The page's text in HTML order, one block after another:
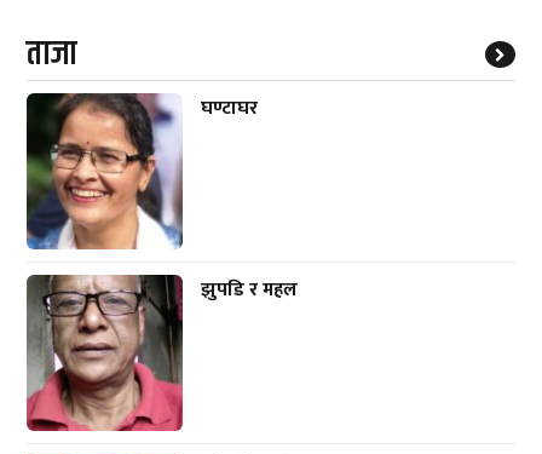
ताजा
घण्टाघर
झुपडि र महल